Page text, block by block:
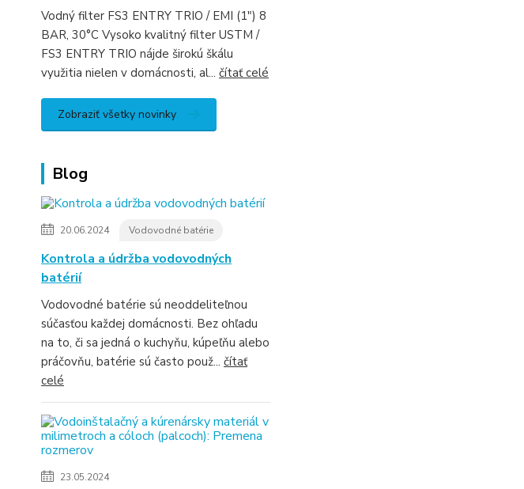
Vodný filter FS3 ENTRY TRIO / EMI (1") 8
BAR, 30°C Vysoko kvalitný filter USTM /
FS3 ENTRY TRIO nájde širokú škálu
využitia nielen v domácnosti, al... čítať celé
Zobraziť všetky novinky
Blog
20.06.2024 Vodovodné batérie
Kontrola a údržba vodovodných
batérií
Vodovodné batérie sú neoddeliteľnou
súčasťou každej domácnosti. Bez ohľadu
na to, či sa jedná o kuchyňu, kúpeľňu alebo
práčovňu, batérie sú často použ... čítať
celé
23.05.2024